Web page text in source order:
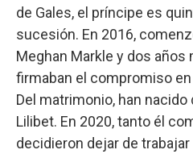
de Gales, el príncipe es
sucesión. En 2016,
Meghan Markle y dos años
firmaban el compromiso en
Del matrimonio, han
Lilibet. En 2020, tanto él
decidieron dejar de